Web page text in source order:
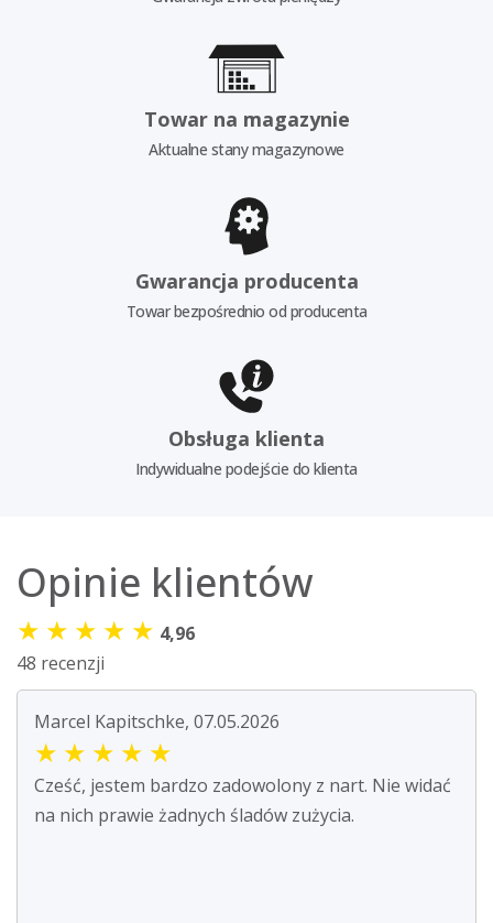
Towar na magazynie
Aktualne stany magazynowe
Gwarancja producenta
Towar bezpośrednio od producenta
Obsługa klienta
Indywidualne podejście do klienta
Opinie klientów
★ ★ ★ ★ ★ 4,96
48 recenzji
Marcel Kapitschke, 07.05.2026
★ ★ ★ ★ ★
Cześć, jestem bardzo zadowolony z nart. Nie widać
na nich prawie żadnych śladów zużycia.